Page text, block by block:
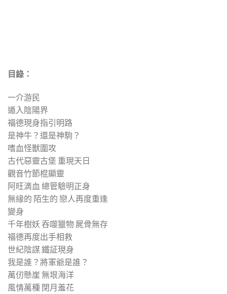
目錄：
一介游民
遁入陰陽界
福德現身指引明路
是神牛？還是神駒？
嗜血怪獸圍攻
古代惡靈古堡 重現天日
觀音竹節棍顯靈
阿旺滴血 總管驗明正身
無緣的 陌生的 戀人再度重逢
變身
千年樹妖 吞噬獵物 屍骨無存
福德再度出手相救
世紀陰謀 鐵証現身
我是誰？將軍爺是誰？
萬仞懸崖 無垠海洋
風情萬種 閉月羞花